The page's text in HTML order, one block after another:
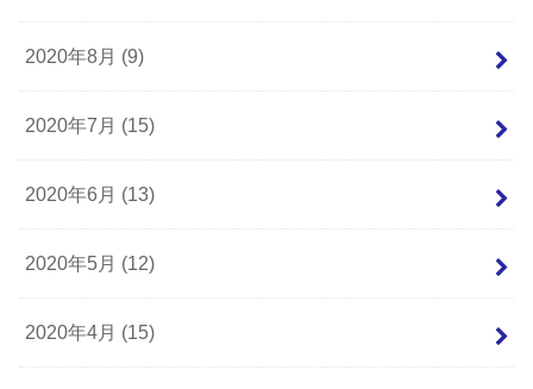
2020年8月 (9)
2020年7月 (15)
2020年6月 (13)
2020年5月 (12)
2020年4月 (15)